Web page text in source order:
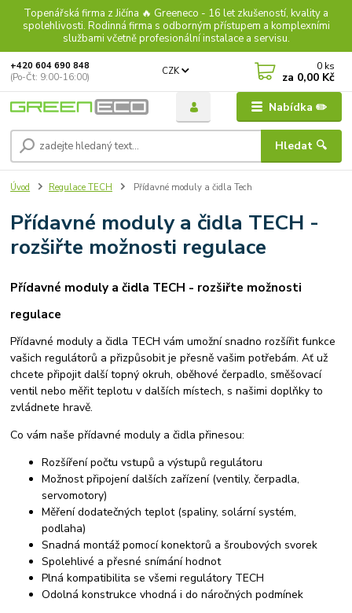
Topenářská firma z Jičína 🔥 Greeneco - 16 let zkušeností, kvality a
spolehlivosti. Rodinná firma s odborným přístupem a komplexními
službami včetně profesionální instalace a servisu.
Nabídka ✏️
CZK
Hledat 🔍
+420 604 690 848
(Po-Čt: 9:00-16:00)
0 ks
za 0,00 Kč
Úvod Regulace TECH Přídavné moduly a čidla Tech
Přídavné moduly a čidla TECH -
rozšiřte možnosti regulace
Přídavné moduly a čidla TECH - rozšiřte možnosti
regulace
Přídavné moduly a čidla TECH vám umožní snadno rozšířit funkce
vašich regulátorů a přizpůsobit je přesně vašim potřebám. Ať už
chcete připojit další topný okruh, oběhové čerpadlo, směšovací
ventil nebo měřit teplotu v dalších místech, s našimi doplňky to
zvládnete hravě.
Co vám naše přídavné moduly a čidla přinesou:
Rozšíření počtu vstupů a výstupů regulátoru
Možnost připojení dalších zařízení (ventily, čerpadla,
servomotory)
Měření dodatečných teplot (spaliny, solární systém,
podlaha)
Snadná montáž pomocí konektorů a šroubových svorek
Spolehlivé a přesné snímání hodnot
Plná kompatibilita se všemi regulátory TECH
Odolná konstrukce vhodná i do náročných podmínek